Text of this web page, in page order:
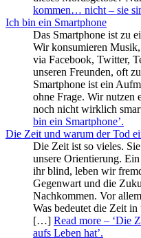
kommen… nicht – sie
Ich bin ein Smartphone
Das Smartphone ist zu
Wir konsumieren
via Facebook, Twitter,
unseren Freunden, oft
Smartphone ist ein
ohne Frage. Wir nutzen
noch nicht wirklich
bin ein Smartphone’.
Die Zeit und warum der Tod
Die Zeit ist so vieles.
unsere Orientierung.
ihr blind, leben wir
Gegenwart und die
Nachkommen. Vor
Was bedeutet die Zeit
[…] Read more – ‘Die
aufs Leben hat’.